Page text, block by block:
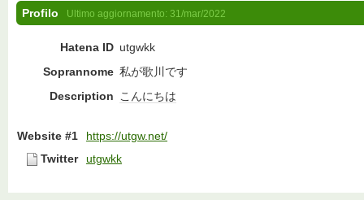
Profilo Ultimo aggiornamento: 31/mar/2022
Hatena ID utgwkk
Soprannome 私が歌川です
Description こんにちは
Website #1
https://utgw.net/
Twitter
utgwkk